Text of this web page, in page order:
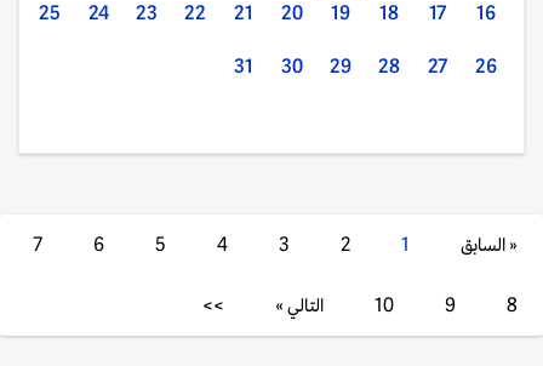
16
17
18
19
20
21
22
23
24
25
26
27
28
29
30
31
« السابق 1
2
3
4
5
6
7
8
9
10 التالي » >>